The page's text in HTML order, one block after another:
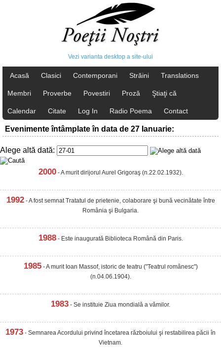
Vezi varianta desktop a site-ului
Acasă Clasici Contemporani Străini Translations
Membri Proverbe Povestiri Proză Ştiaţi că
Calendar Citate Log In Radio Poema Contact
Evenimente întâmplate în data de 27 Ianuarie:
Alege altă dată:
2000- A murit dirijorul Aurel Grigoraş (n.22.02.1932).
1992- A fost semnat Tratatul de prietenie, colaborare şi bună vecinătate între
România şi Bulgaria.
1988- Este inaugurată Biblioteca Română din Paris.
1985- A murit Ioan Massof, istoric de teatru ("Teatrul românesc")
(n.04.06.1904).
1983 - Se instituie Ziua mondială a vămilor.
1973 - Semnarea Acordului privind încetarea războiului şi restabilirea păcii în
Vietnam.